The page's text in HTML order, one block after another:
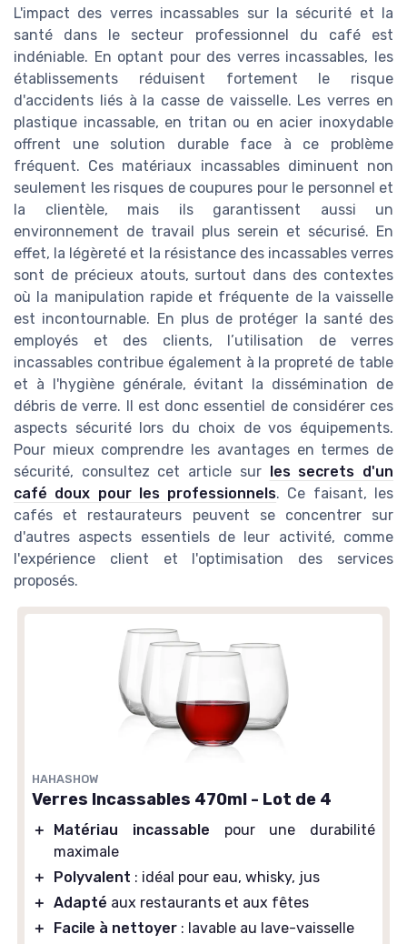
L'impact des verres incassables sur la sécurité et la
santé dans le secteur professionnel du café est
indéniable. En optant pour des verres incassables, les
établissements réduisent fortement le risque
d'accidents liés à la casse de vaisselle. Les verres en
plastique incassable, en tritan ou en acier inoxydable
offrent une solution durable face à ce problème
fréquent. Ces matériaux incassables diminuent non
seulement les risques de coupures pour le personnel et
la clientèle, mais ils garantissent aussi un
environnement de travail plus serein et sécurisé. En
effet, la légèreté et la résistance des incassables verres
sont de précieux atouts, surtout dans des contextes
où la manipulation rapide et fréquente de la vaisselle
est incontournable. En plus de protéger la santé des
employés et des clients, l’utilisation de verres
incassables contribue également à la propreté de table
et à l'hygiène générale, évitant la dissémination de
débris de verre. Il est donc essentiel de considérer ces
aspects sécurité lors du choix de vos équipements.
Pour mieux comprendre les avantages en termes de
sécurité, consultez cet article sur les secrets d'un
café doux pour les professionnels. Ce faisant, les
cafés et restaurateurs peuvent se concentrer sur
d'autres aspects essentiels de leur activité, comme
l'expérience client et l'optimisation des services
proposés.
HAHASHOW
Verres Incassables 470ml - Lot de 4
＋ Matériau incassable pour une durabilité
maximale
＋
Polyvalent : idéal pour eau, whisky, jus
＋ Adapté aux restaurants et aux fêtes
＋
Facile à nettoyer : lavable au lave-vaisselle